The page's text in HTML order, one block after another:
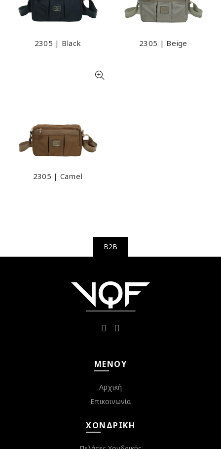
2305 | Black 2305 | Beige
2305 | Camel
B2B
ΜΕΝΟΎ
Αρχική
Επικοινωνία
ΧΟΝΔΡΙΚΉ